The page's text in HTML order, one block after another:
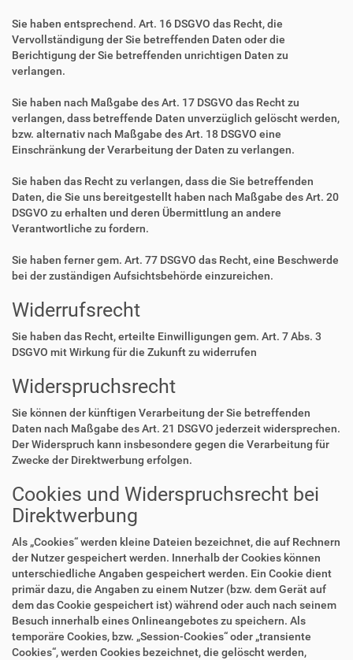
Sie haben entsprechend. Art. 16 DSGVO das Recht, die
Vervollständigung der Sie betreffenden Daten oder die
Berichtigung der Sie betreffenden unrichtigen Daten zu
verlangen.
Sie haben nach Maßgabe des Art. 17 DSGVO das Recht zu
verlangen, dass betreffende Daten unverzüglich gelöscht werden,
bzw. alternativ nach Maßgabe des Art. 18 DSGVO eine
Einschränkung der Verarbeitung der Daten zu verlangen.
Sie haben das Recht zu verlangen, dass die Sie betreffenden
Daten, die Sie uns bereitgestellt haben nach Maßgabe des Art. 20
DSGVO zu erhalten und deren Übermittlung an andere
Verantwortliche zu fordern.
Sie haben ferner gem. Art. 77 DSGVO das Recht, eine Beschwerde
bei der zuständigen Aufsichtsbehörde einzureichen.
Widerrufsrecht
Sie haben das Recht, erteilte Einwilligungen gem. Art. 7 Abs. 3
DSGVO mit Wirkung für die Zukunft zu widerrufen
Widerspruchsrecht
Sie können der künftigen Verarbeitung der Sie betreffenden
Daten nach Maßgabe des Art. 21 DSGVO jederzeit widersprechen.
Der Widerspruch kann insbesondere gegen die Verarbeitung für
Zwecke der Direktwerbung erfolgen.
Cookies und Widerspruchsrecht bei
Direktwerbung
Als „Cookies“ werden kleine Dateien bezeichnet, die auf Rechnern
der Nutzer gespeichert werden. Innerhalb der Cookies können
unterschiedliche Angaben gespeichert werden. Ein Cookie dient
primär dazu, die Angaben zu einem Nutzer (bzw. dem Gerät auf
dem das Cookie gespeichert ist) während oder auch nach seinem
Besuch innerhalb eines Onlineangebotes zu speichern. Als
temporäre Cookies, bzw. „Session-Cookies“ oder „transiente
Cookies“, werden Cookies bezeichnet, die gelöscht werden,